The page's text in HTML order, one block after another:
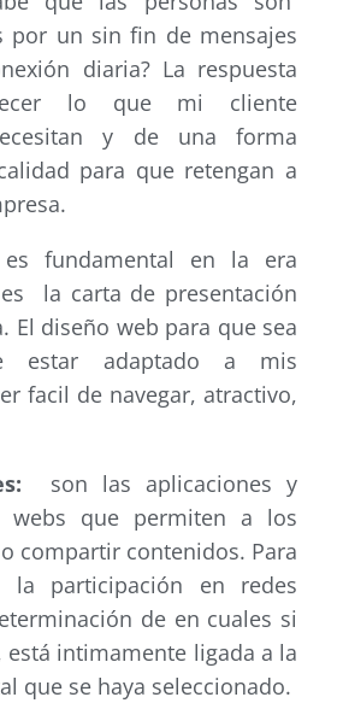
por un sin fin de mensajes
diaria? La respuesta
lo que mi cliente
y de una forma
para que retengan a
es fundamental en la era
la carta de presentación
El diseño web para que sea
estar adaptado a mis
facil de navegar, atractivo,
son las aplicaciones y
webs que permiten a los
compartir contenidos. Para
la participación en redes
de en cuales si
está intimamente ligada a la
que se haya seleccionado.